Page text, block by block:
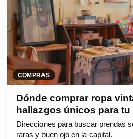
COMPRAS
Dónde comprar ropa
hallazgos únicos para
Direcciones para buscar prendas
raras y buen ojo en la capital.